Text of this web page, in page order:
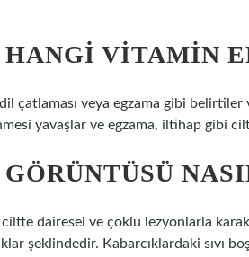
VITAMIN
çatlaması veya egzama gibi
yavaşlar ve egzama, iltihap gibi
dairesel ve çoklu lezyonlarla
şeklindedir. Kabarcıklardaki sıvı